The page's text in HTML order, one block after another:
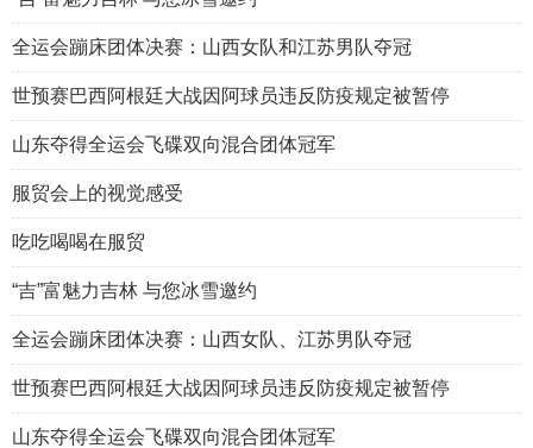
全运会蹦床团体决赛：山西女队和江苏男队夺冠
世预赛巴西阿根廷大战因阿球员违反防疫规定被暂停
山东夺得全运会飞碟双向混合团体冠军
服贸会上的视觉感受
吃吃喝喝在服贸
“吉”富魅力吉林 与您冰雪邀约
全运会蹦床团体决赛：山西女队、江苏男队夺冠
世预赛巴西阿根廷大战因阿球员违反防疫规定被暂停
山东夺得全运会飞碟双向混合团体冠军